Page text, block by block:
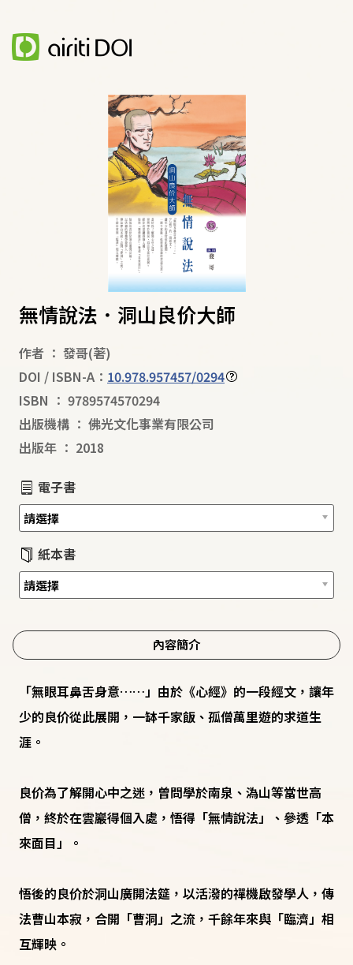
無情說法．洞山良价大師
作者 ： 發哥(著)
DOI / ISBN-A： 10.978.957457/0294
ISBN ： 9789574570294
出版機構 ： 佛光文化事業有限公司
出版年 ： 2018
電子書
紙本書
內容簡介
「無眼耳鼻舌身意……」由於《心經》的一段經文，讓年
少的良价從此展開，一缽千家飯、孤僧萬里遊的求道生
涯。
良价為了解開心中之迷，曾問學於南泉、溈山等當世高
僧，終於在雲巖得個入處，悟得「無情說法」、參透「本
來面目」。
悟後的良价於洞山廣開法筵，以活潑的禪機啟發學人，傳
法曹山本寂，合開「曹洞」之流，千餘年來與「臨濟」相
互輝映。